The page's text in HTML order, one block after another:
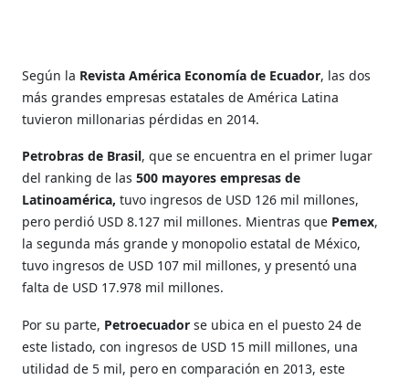
Según la Revista América Economía de Ecuador, las dos
más grandes empresas estatales de América Latina
tuvieron millonarias pérdidas en 2014.
Petrobras de Brasil, que se encuentra en el primer lugar
del ranking de las500 mayores empresas de
Latinoamérica, tuvo ingresos de USD 126 mil millones,
pero perdió USD 8.127 mil millones. Mientras que Pemex,
la segunda más grande y monopolio estatal de México,
tuvo ingresos de USD 107 mil millones, y presentó una
falta de USD 17.978 mil millones.
Por su parte, Petroecuador se ubica en el puesto 24 de
este listado, con ingresos de USD 15 mill millones, una
utilidad de 5 mil, pero en comparación en 2013, este